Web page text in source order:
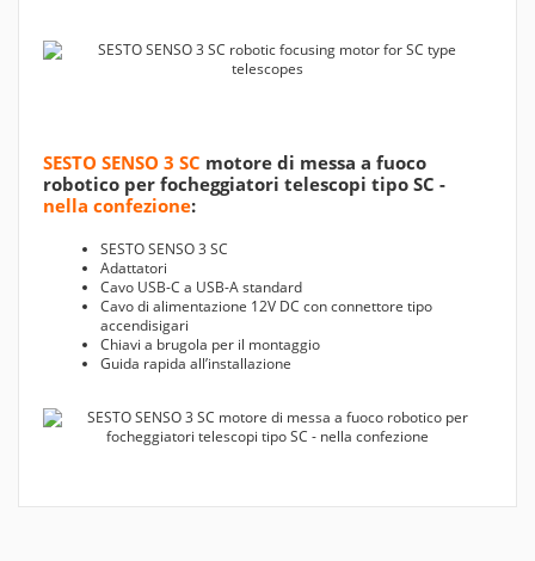
SESTO SENSO 3 SC motore di messa a fuoco
robotico per focheggiatori telescopi tipo SC -
nella confezione:
SESTO SENSO 3 SC
Adattatori
Cavo USB-C a USB-A standard
Cavo di alimentazione 12V DC con connettore tipo
accendisigari
Chiavi a brugola per il montaggio
Guida rapida all’installazione